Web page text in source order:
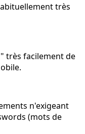
très
très facilement de
n'exigeant
(mots de